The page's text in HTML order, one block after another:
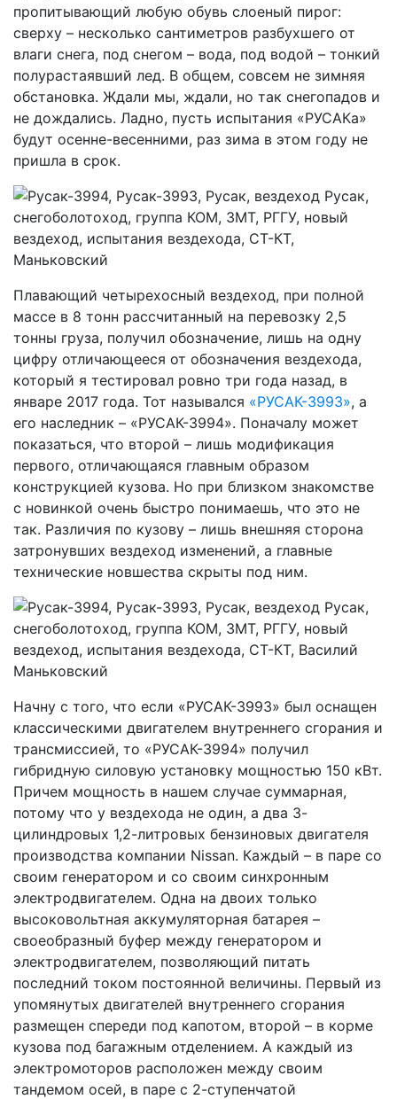
пропитывающий любую обувь слоеный пирог:
сверху – несколько сантиметров разбухшего от
влаги снега, под снегом – вода, под водой – тонкий
полурастаявший лед. В общем, совсем не зимняя
обстановка. Ждали мы, ждали, но так снегопадов и
не дождались. Ладно, пусть испытания «РУСАКа»
будут осенне-весенними, раз зима в этом году не
пришла в срок.
Плавающий четырехосный вездеход, при полной
массе в 8 тонн рассчитанный на перевозку 2,5
тонны груза, получил обозначение, лишь на одну
цифру отличающееся от обозначения вездехода,
который я тестировал ровно три года назад, в
январе 2017 года. Тот назывался «РУСАК-3993», а
его наследник – «РУСАК-3994». Поначалу может
показаться, что второй – лишь модификация
первого, отличающаяся главным образом
конструкцией кузова. Но при близком знакомстве
с новинкой очень быстро понимаешь, что это не
так. Различия по кузову – лишь внешняя сторона
затронувших вездеход изменений, а главные
технические новшества скрыты под ним.
Начну с того, что если «РУСАК-3993» был оснащен
классическими двигателем внутреннего сгорания и
трансмиссией, то «РУСАК-3994» получил
гибридную силовую установку мощностью 150 кВт.
Причем мощность в нашем случае суммарная,
потому что у вездехода не один, а два 3-
цилиндровых 1,2-литровых бензиновых двигателя
производства компании Nissan. Каждый – в паре со
своим генератором и со своим синхронным
электродвигателем. Одна на двоих только
высоковольтная аккумуляторная батарея –
своеобразный буфер между генератором и
электродвигателем, позволяющий питать
последний током постоянной величины. Первый из
упомянутых двигателей внутреннего сгорания
размещен спереди под капотом, второй – в корме
кузова под багажным отделением. А каждый из
электромоторов расположен между своим
тандемом осей, в паре с 2-ступенчатой